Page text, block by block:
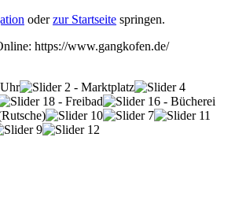
oderzur Startseite springen.
https://www.gangkofen.de/